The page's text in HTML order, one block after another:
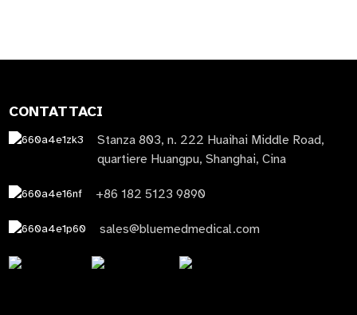
CONTATTACI
Stanza 803, n. 222 Huaihai Middle Road,
quartiere Huangpu, Shanghai, Cina
+86 182 5123 9890
sales@bluemedmedical.com